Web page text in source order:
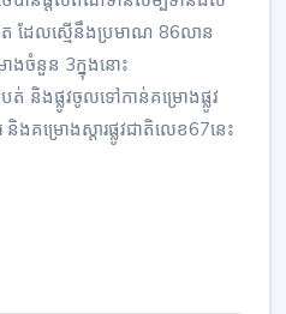
ដែលស្មើនឹងប្រមាណ 86លាន
ោងចំនួន 3ក្នុងនោះ
ត់ និងផ្លូវចូលទៅកាន់គម្រោងផ្លូវ
គម្រោងស្តារផ្លូវជាតិលេខ67នេះ